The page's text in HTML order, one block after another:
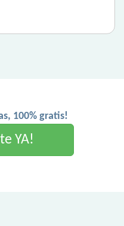
100% gratis!
YA!